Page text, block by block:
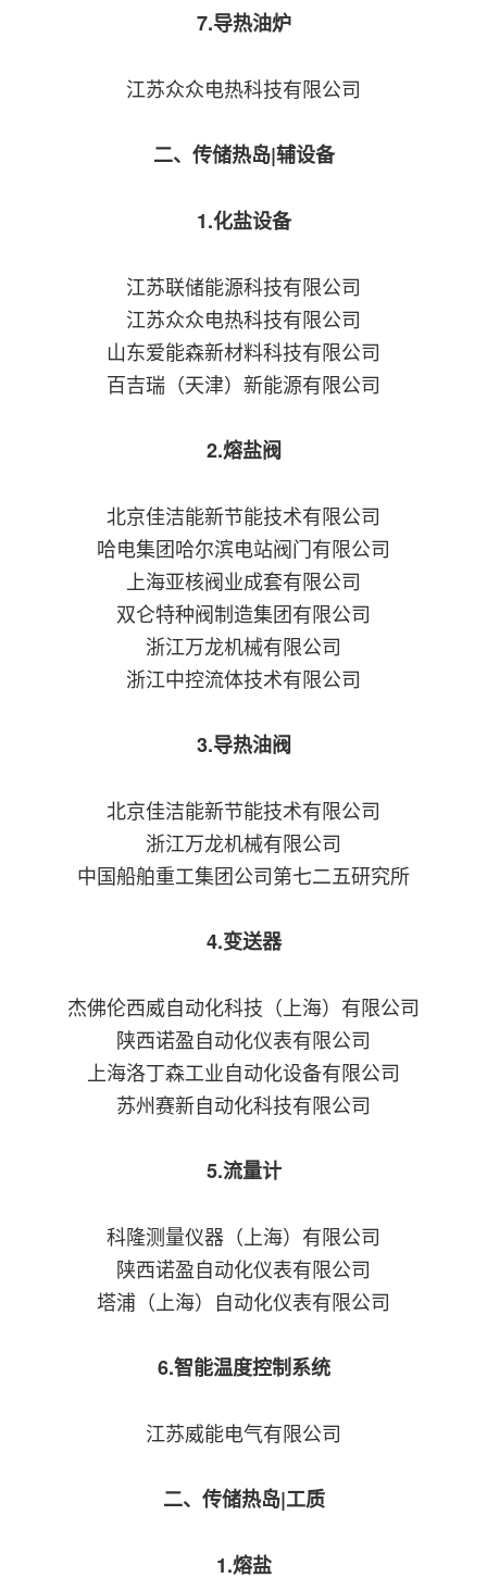
7.导热油炉
江苏众众电热科技有限公司
二、传储热岛|辅设备
1.化盐设备
江苏联储能源科技有限公司
江苏众众电热科技有限公司
山东爱能森新材料科技有限公司
百吉瑞（天津）新能源有限公司
2.熔盐阀
北京佳洁能新节能技术有限公司
哈电集团哈尔滨电站阀门有限公司
上海亚核阀业成套有限公司
双仑特种阀制造集团有限公司
浙江万龙机械有限公司
浙江中控流体技术有限公司
3.导热油阀
北京佳洁能新节能技术有限公司
浙江万龙机械有限公司
中国船舶重工集团公司第七二五研究所
4.变送器
杰佛伦西威自动化科技（上海）有限公司
陕西诺盈自动化仪表有限公司
上海洛丁森工业自动化设备有限公司
苏州赛新自动化科技有限公司
5.流量计
科隆测量仪器（上海）有限公司
陕西诺盈自动化仪表有限公司
塔浦（上海）自动化仪表有限公司
6.智能温度控制系统
江苏威能电气有限公司
二、传储热岛|工质
1.熔盐